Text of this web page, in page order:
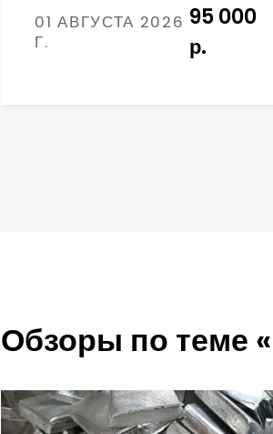
01 АВГУСТА 2026
Г.
95 000
р.
Обзоры по теме